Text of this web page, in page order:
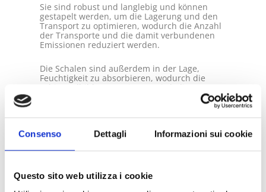
Consenso Dettagli Informazioni sui cookie
Questo sito web utilizza i cookie
Sie sind robust und langlebig und können
gestapelt werden, um die Lagerung und den
Transport zu optimieren, wodurch die Anzahl
der Transporte und die damit verbundenen
Emissionen reduziert werden.
Die Schalen sind außerdem in der Lage,
Feuchtigkeit zu absorbieren, wodurch die
Schimmelbildung verringert wird, die
Diese umweltfreundliche Verpackungist auch
in verschiedenen vorgeformten Modellen
erhältlich.